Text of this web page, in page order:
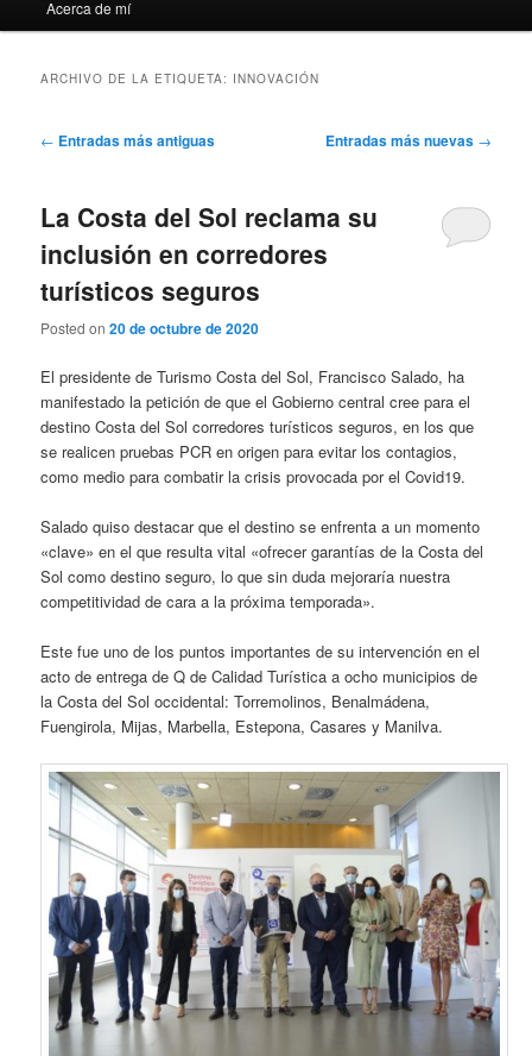
Acerca de mí
ARCHIVO DE LA ETIQUETA: INNOVACIÓN
Navegación
← Entradas más antiguas Entradas más nuevas →
La Costa del Sol reclama su
inclusión en corredores
turísticos seguros
Posted on20 de octubre de 2020
El presidente de Turismo Costa del Sol, Francisco Salado, ha
manifestado la petición de que el Gobierno central cree para el
destino Costa del Sol corredores turísticos seguros, en los que
se realicen pruebas PCR en origen para evitar los contagios,
como medio para combatir la crisis provocada por el Covid19.
Salado quiso destacar que el destino se enfrenta a un momento
«clave» en el que resulta vital «ofrecer garantías de la Costa del
Sol como destino seguro, lo que sin duda mejoraría nuestra
competitividad de cara a la próxima temporada».
Este fue uno de los puntos importantes de su intervención en el
acto de entrega de Q de Calidad Turística a ocho municipios de
la Costa del Sol occidental: Torremolinos, Benalmádena,
Fuengirola, Mijas, Marbella, Estepona, Casares y Manilva.